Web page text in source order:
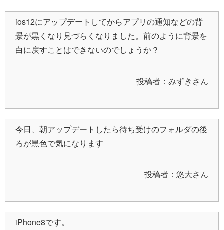
ios12にアップデートしてからアプリの通知などの背
景が黒くなり見づらくなりました。前のように背景を
白に戻すことはできないのでしょうか？
投稿者：みずきさん
今日、朝アップデートしたら待ち受けのフォルダの後
ろが黒色で気になります
投稿者：悠大さん
iPhone8です。